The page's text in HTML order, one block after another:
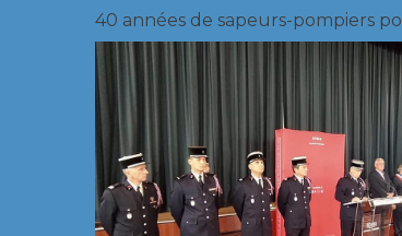
40 années de sapeurs-pompiers